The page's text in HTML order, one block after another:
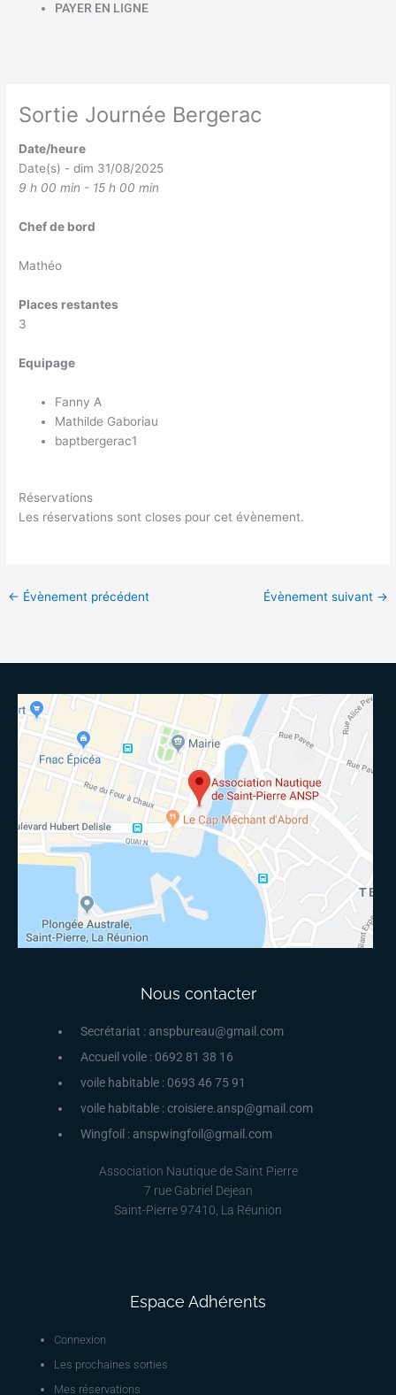
PAYER EN LIGNE
Sortie Journée Bergerac
Date/heure
Date(s) - dim 31/08/2025
9 h 00 min - 15 h 00 min
Chef de bord
Mathéo
Places restantes
3
Equipage
Fanny A
Mathilde Gaboriau
baptbergerac1
Réservations
Les réservations sont closes pour cet évènement.
← Évènement précédent Évènement suivant →
Nous contacter
Secrétariat : anspbureau@gmail.com
Accueil voile : 0692 81 38 16
voile habitable : 0693 46 75 91
voile habitable : croisiere.ansp@gmail.com
Wingfoil : anspwingfoil@gmail.com
Association Nautique de Saint Pierre
7 rue Gabriel Dejean
Saint-Pierre 97410, La Réunion
Espace Adhérents
Connexion
Les prochaines sorties
Mes réservations